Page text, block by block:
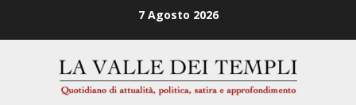
7 Agosto 2026